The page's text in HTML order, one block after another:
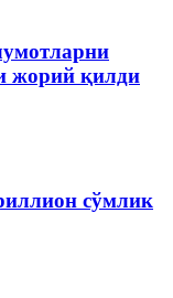
жорий қилди
сўмлик